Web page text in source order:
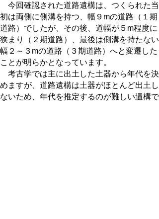
今回確認された道路遺構は、つくられた当
初は両側に側溝を持つ、幅９mの道路（１期
道路）でしたが、その後、道幅が５m程度に
狭まり（２期道路）、最後は側溝を持たない
幅２～３mの道路（３期道路）へと変遷した
ことが明らかとなっています。
考古学では主に出土した土器から年代を決
めますが、道路遺構は土器がほとんど出土し
ないため、年代を推定するのが難しい遺構で